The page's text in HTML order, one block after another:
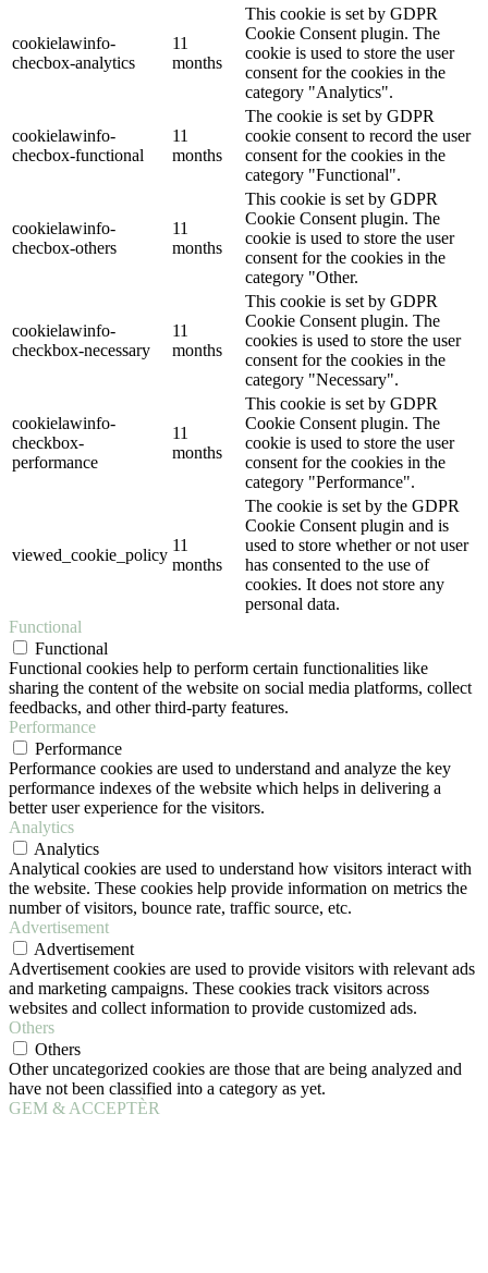
cookielawinfo-
checbox-analytics
11
months
This cookie is set by GDPR
Cookie Consent plugin. The
cookie is used to store the user
consent for the cookies in the
category "Analytics".
cookielawinfo-
checbox-functional
11
months
The cookie is set by GDPR
cookie consent to record the user
consent for the cookies in the
category "Functional".
cookielawinfo-
checbox-others
11
months
This cookie is set by GDPR
Cookie Consent plugin. The
cookie is used to store the user
consent for the cookies in the
category "Other.
cookielawinfo-
checkbox-necessary
11
months
This cookie is set by GDPR
Cookie Consent plugin. The
cookies is used to store the user
consent for the cookies in the
category "Necessary".
cookielawinfo-
checkbox-
performance
11
months
This cookie is set by GDPR
Cookie Consent plugin. The
cookie is used to store the user
consent for the cookies in the
category "Performance".
viewed_cookie_policy
11
months
The cookie is set by the GDPR
Cookie Consent plugin and is
used to store whether or not user
has consented to the use of
cookies. It does not store any
personal data.
Functional
Functional
Functional cookies help to perform certain functionalities like
sharing the content of the website on social media platforms, collect
feedbacks, and other third-party features.
Performance
Performance
Performance cookies are used to understand and analyze the key
performance indexes of the website which helps in delivering a
better user experience for the visitors.
Analytics
Analytics
Analytical cookies are used to understand how visitors interact with
the website. These cookies help provide information on metrics the
number of visitors, bounce rate, traffic source, etc.
Advertisement
Advertisement
Advertisement cookies are used to provide visitors with relevant ads
and marketing campaigns. These cookies track visitors across
websites and collect information to provide customized ads.
Others
Others
Other uncategorized cookies are those that are being analyzed and
have not been classified into a category as yet.
GEM & ACCEPTÈR